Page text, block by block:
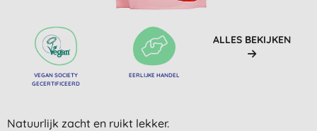
VEGAN SOCIETY
GECERTIFICEERD
EERLIJKE HANDEL
ALLES BEKIJKEN
Natuurlijk zacht en ruikt lekker.